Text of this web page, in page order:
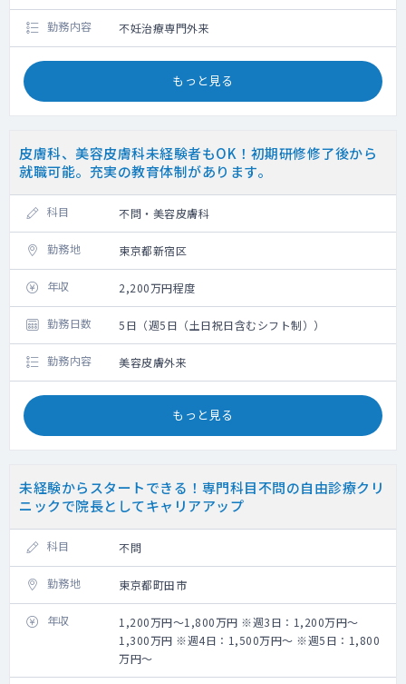
勤務内容 不妊治療専門外来
もっと見る
皮膚科、美容皮膚科未経験者もOK！初期研修修了後から
就職可能。充実の教育体制があります。
科目 不問・美容皮膚科
勤務地 東京都新宿区
年収 2,200万円程度
勤務日数 5日（週5日（土日祝日含むシフト制））
勤務内容 美容皮膚外来
もっと見る
未経験からスタートできる！専門科目不問の自由診療クリ
ニックで院長としてキャリアアップ
科目 不問
勤務地 東京都町田市
年収
1,200万円～1,800万円 ※週3日：1,200万円～
1,300万円 ※週4日：1,500万円～ ※週5日：1,800
万円～